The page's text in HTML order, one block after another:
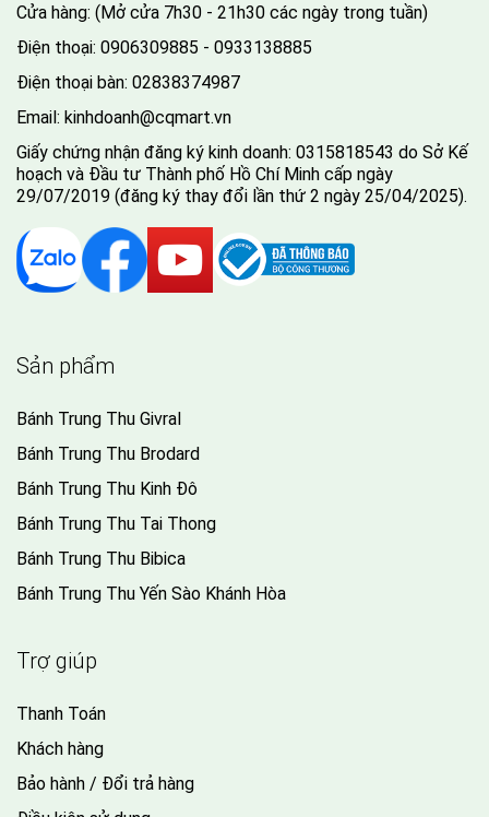
Cửa hàng: (Mở cửa 7h30 - 21h30 các ngày trong tuần)
Điện thoại: 0906309885 - 0933138885
Điện thoại bàn: 02838374987
Email: kinhdoanh@cqmart.vn
Giấy chứng nhận đăng ký kinh doanh: 0315818543 do Sở Kế
hoạch và Đầu tư Thành phố Hồ Chí Minh cấp ngày
29/07/2019 (đăng ký thay đổi lần thứ 2 ngày 25/04/2025).
Sản phẩm
Bánh Trung Thu Givral
Bánh Trung Thu Brodard
Bánh Trung Thu Kinh Đô
Bánh Trung Thu Tai Thong
Bánh Trung Thu Bibica
Bánh Trung Thu Yến Sào Khánh Hòa
Trợ giúp
Thanh Toán
Khách hàng
Bảo hành / Đổi trả hàng